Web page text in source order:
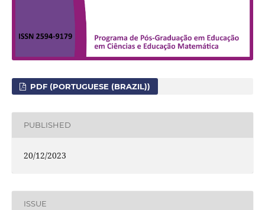
PDF (PORTUGUESE (BRAZIL))
PUBLISHED
20/12/2023
ISSUE